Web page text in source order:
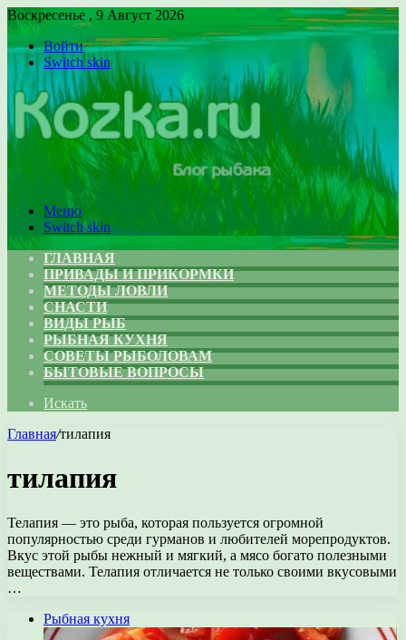
Воскресенье , 9 Август 2026
Войти
Switch skin
Меню
Switch skin
ГЛАВНАЯ
ПРИВАДЫ И ПРИКОРМКИ
МЕТОДЫ ЛОВЛИ
СНАСТИ
ВИДЫ РЫБ
РЫБНАЯ КУХНЯ
СОВЕТЫ РЫБОЛОВАМ
БЫТОВЫЕ ВОПРОСЫ
Искать
Главная/тилапия
тилапия
Телапия — это рыба, которая пользуется огромной
популярностью среди гурманов и любителей морепродуктов.
Вкус этой рыбы нежный и мягкий, а мясо богато полезными
веществами. Телапия отличается не только своими вкусовыми
…
Рыбная кухня